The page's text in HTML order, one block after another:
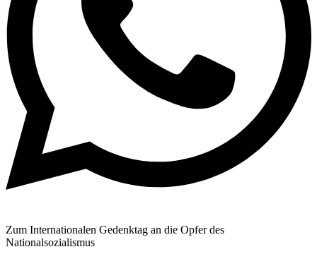
Zum Internationalen Gedenktag an die Opfer des
Nationalsozialismus